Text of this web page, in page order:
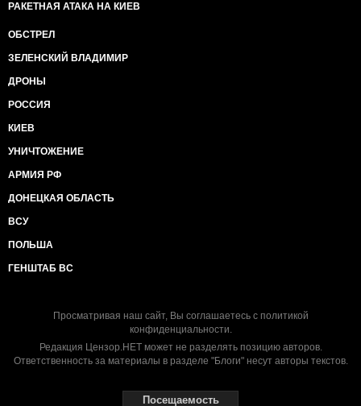
РАКЕТНАЯ АТАКА НА КИЕВ
ОБСТРЕЛ
ЗЕЛЕНСКИЙ ВЛАДИМИР
ДРОНЫ
РОССИЯ
КИЕВ
УНИЧТОЖЕНИЕ
АРМИЯ РФ
ДОНЕЦКАЯ ОБЛАСТЬ
ВСУ
ПОЛЬША
ГЕНШТАБ ВС
Просматривая наш сайт, Вы соглашаетесь с политикой
конфиденциальности.
Редакция Цензор.НЕТ может не разделять позицию авторов.
Ответственность за материалы в разделе "Блоги" несут авторы текстов.
Посещаемость